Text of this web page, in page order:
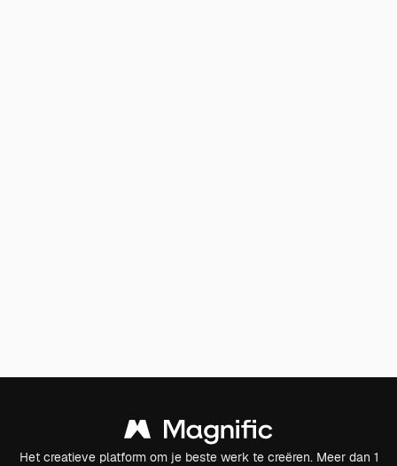
Het creatieve platform om je beste werk te creëren. Meer dan 1